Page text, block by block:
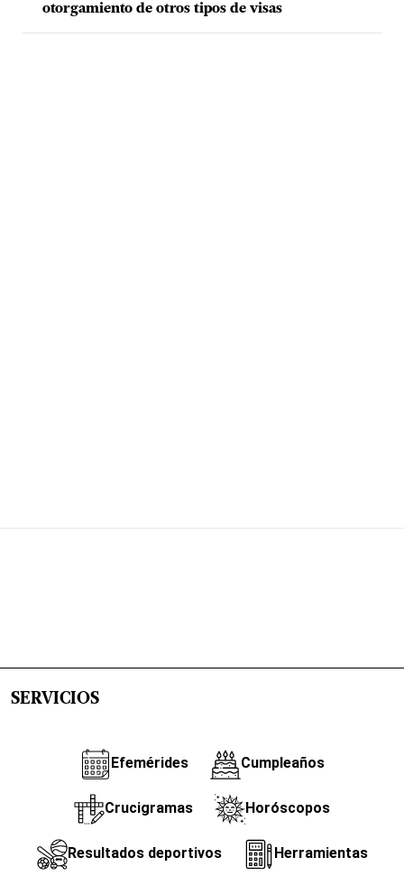
otorgamiento de otros tipos de visas
SERVICIOS
Efemérides Cumpleaños
Crucigramas Horóscopos
Resultados deportivos Herramientas